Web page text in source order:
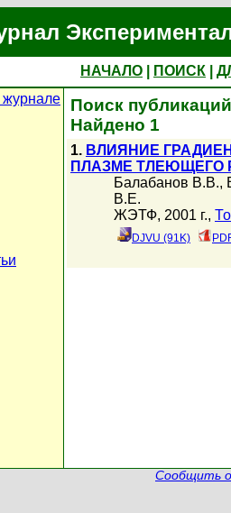
НАЧАЛО ПОИСК
Поиск
Найдено 1
1. ВЛИЯНИЕ
ПЛАЗМЕ ТЛЕЮЩЕГО
Балабанов В.В.,
В.Е.
ЖЭТФ, 2001 г.,
DJVU (91K)
Сообщить о